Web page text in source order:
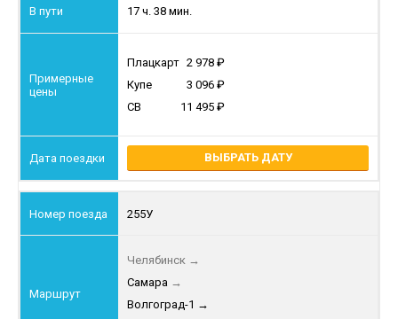
17 ч. 38 мин.
Плацкарт 2 978
Купе
3 096
СВ
11 495
ВЫБРАТЬ ДАТУ
255У
Челябинск →
Самара →
Волгоград-1 →